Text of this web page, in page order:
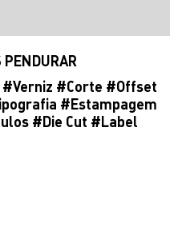
PENDURAR
#Verniz #Corte #Offset
#Estampagem
#Die Cut #Label